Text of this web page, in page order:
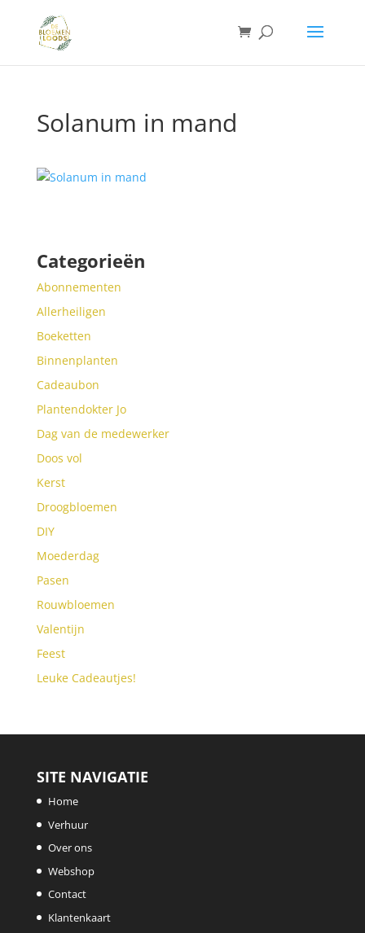
Solanum in mand
Categorieën
Abonnementen
Allerheiligen
Boeketten
Binnenplanten
Cadeaubon
Plantendokter Jo
Dag van de medewerker
Doos vol
Kerst
Droogbloemen
DIY
Moederdag
Pasen
Rouwbloemen
Valentijn
Feest
Leuke Cadeautjes!
SITE NAVIGATIE
Home
Verhuur
Over ons
Webshop
Contact
Klantenkaart